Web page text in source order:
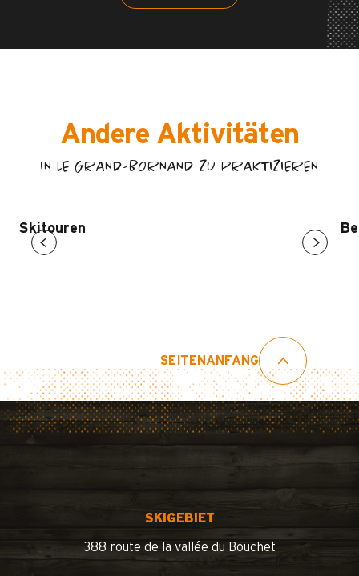
Andere Aktivitäten
IN LE GRAND-BORNAND ZU PRAKTIZIEREN
Skitouren
SEITENANFANG
SKIGEBIET
388 route de la vallée du Bouchet